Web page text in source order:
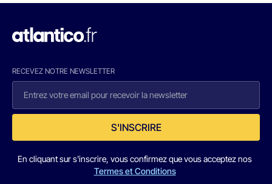
RECEVEZ NOTRE NEWSLETTER
S'INSCRIRE
En cliquant sur s'inscrire, vous confirmez que vous acceptez nos
Termes et Conditions